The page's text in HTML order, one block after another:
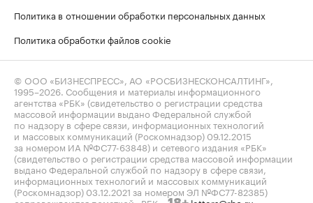
Политика в отношении обработки персональных данных
Политика обработки файлов cookie
© ООО «БИЗНЕСПРЕСС», АО «РОСБИЗНЕСКОНСАЛТИНГ»,
1995–2026 . Сообщения и материалы информационного
агентства «РБК» (свидетельство о регистрации средства
массовой информации выдано Федеральной службой
по надзору в сфере связи, информационных технологий
и массовых коммуникаций (Роскомнадзор) 09.12.2015
за номером ИА №ФС77-63848) и сетевого издания «РБК»
(свидетельство о регистрации средства массовой информации
выдано Федеральной службой по надзору в сфере связи,
информационных технологий и массовых коммуникаций
(Роскомнадзор) 03.12.2021 за номером ЭЛ №ФС77-82385)